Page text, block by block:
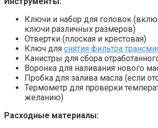
Ключи и набор для головок
ключи различных размеров)
Отвертки (плоская и крестовая)
Ключ для снятия фильтра
Канистры для сбора
Воронка для наливания нового
Пробка для залива масла (если
Термометр для проверки
желанию)
Расходные материалы: